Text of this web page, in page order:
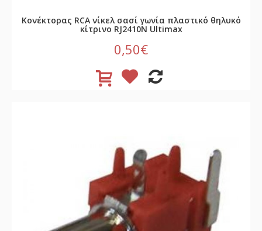
Κονέκτορας RCA νίκελ σασί γωνία πλαστικό θηλυκό
κίτρινο RJ2410N Ultimax
0,50€